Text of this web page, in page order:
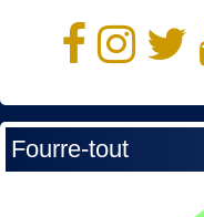
Fourre-tout